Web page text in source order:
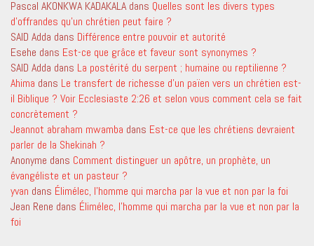
Pascal AKONKWA KADAKALA dans Quelles sont les divers types
d’offrandes qu’un chrétien peut faire ?
SAID Adda dans Différence entre pouvoir et autorité
Esehe dans Est-ce que grâce et faveur sont synonymes ?
SAID Adda dans La postérité du serpent ; humaine ou reptilienne ?
Ahima dans Le transfert de richesse d’un païen vers un chrétien est-
il Biblique ? Voir Ecclesiaste 2:26 et selon vous comment cela se fait
concrètement ?
Jeannot abraham mwamba dans Est-ce que les chrétiens devraient
parler de la Shekinah ?
Anonyme dans Comment distinguer un apôtre, un prophète, un
évangéliste et un pasteur ?
yvan dans Élimélec, l’homme qui marcha par la vue et non par la foi
Jean Rene dans Élimélec, l’homme qui marcha par la vue et non par la
foi